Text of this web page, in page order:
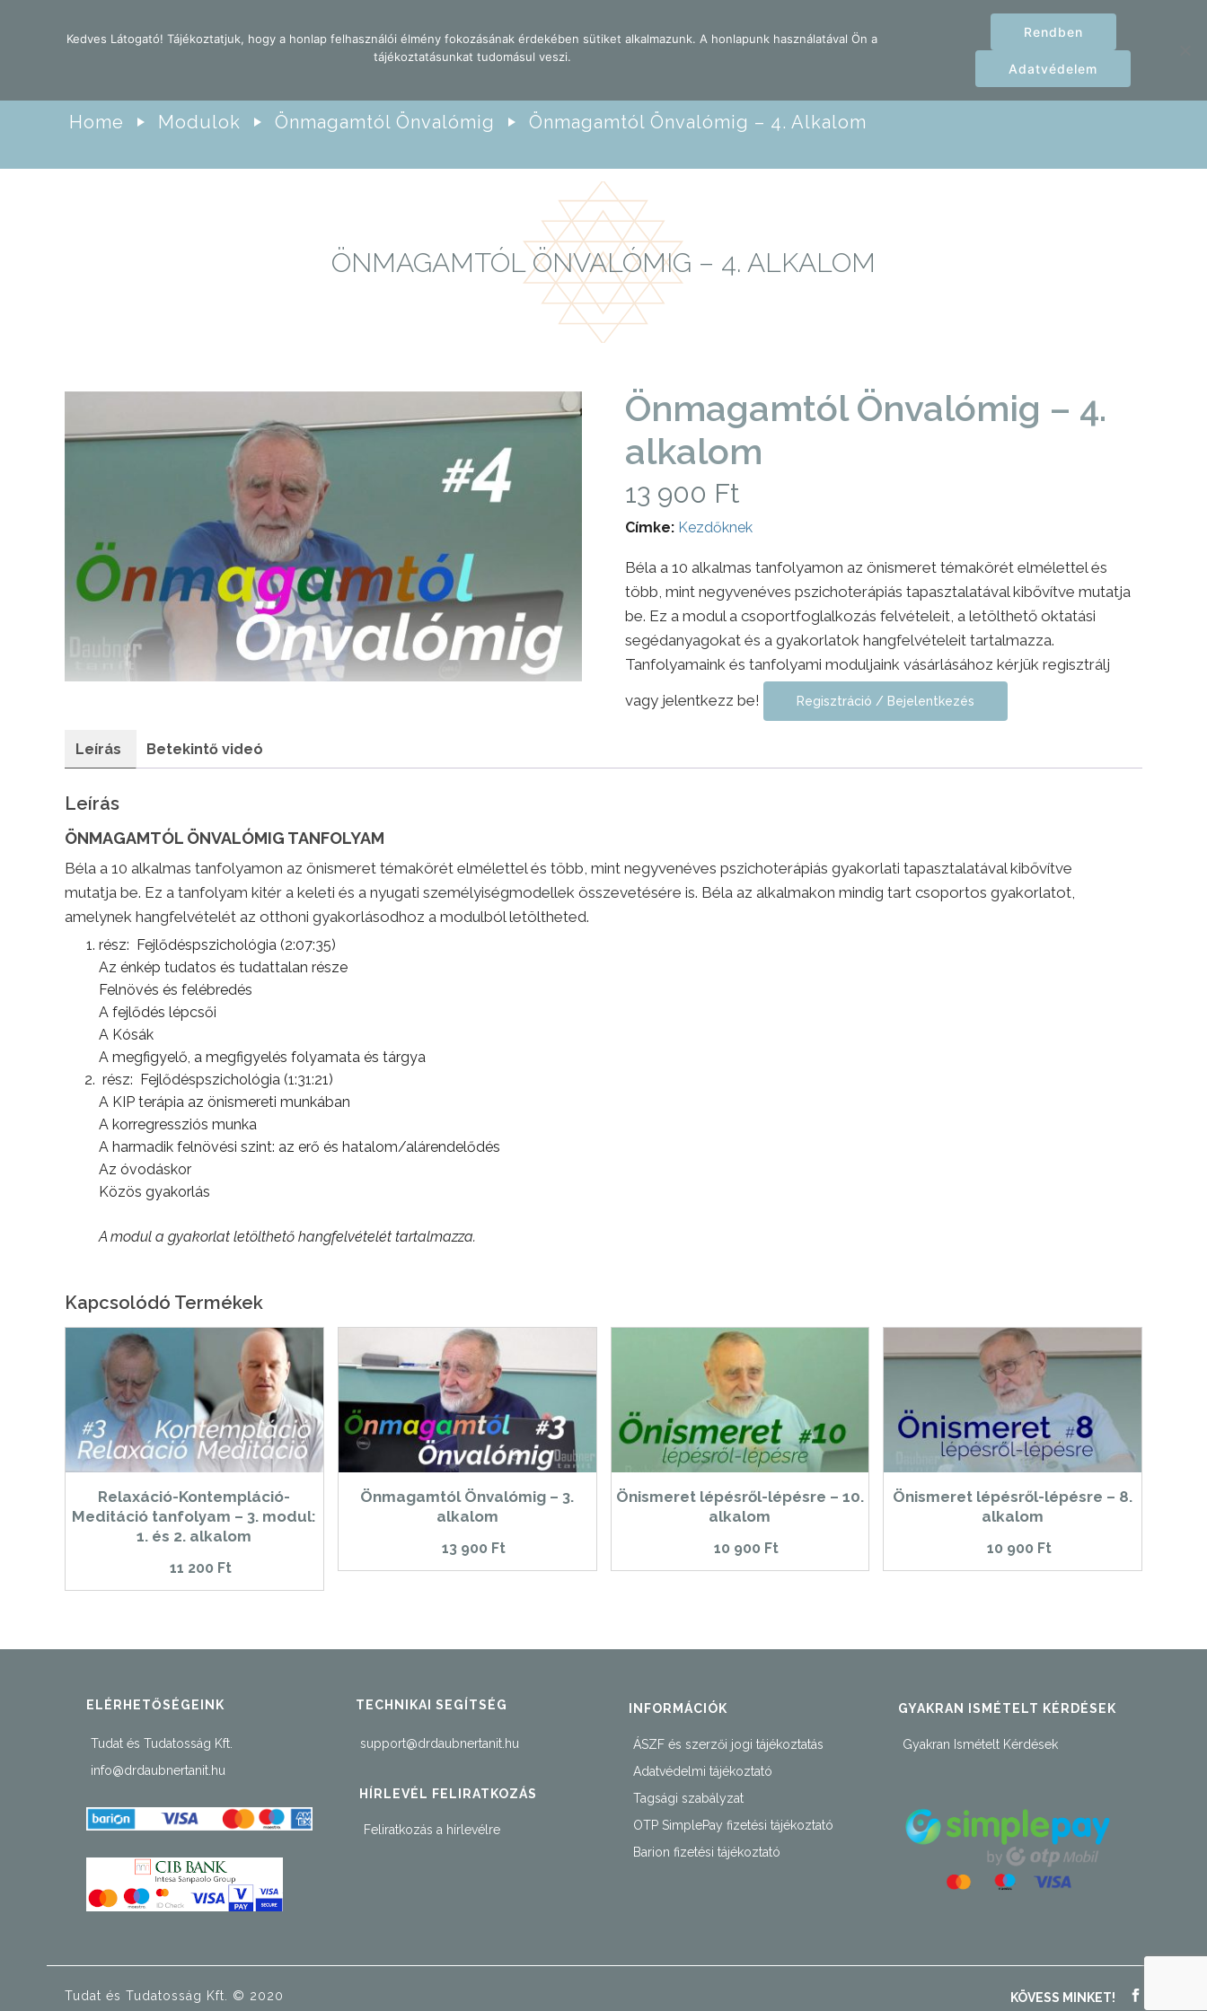
FŐOLDAL TANFOLYAMOK TAGSÁG NAPTÁR RÓLUNK BELÉPÉS/REGISZTRÁCIÓ
Home Modulok Önmagamtól Önvalómig Önmagamtól Önvalómig – 4. Alkalom
ÖNMAGAMTÓL ÖNVALÓMIG – 4. ALKALOM
Önmagamtól Önvalómig – 4.
alkalom
13 900 Ft
Címke: Kezdőknek
Béla a 10 alkalmas tanfolyamon az önismeret témakörét elmélettel és
több, mint negyvenéves pszichoterápiás tapasztalatával kibővítve mutatja
be. Ez a modul a csoportfoglalkozás felvételeit, a letölthető oktatási
segédanyagokat és a gyakorlatok hangfelvételeit tartalmazza.
Tanfolyamaink és tanfolyami moduljaink vásárlásához kérjük regisztrálj
vagy jelentkezz be!
Regisztráció / Bejelentkezés
Leírás Betekintő videó
Leírás
ÖNMAGAMTÓL ÖNVALÓMIG TANFOLYAM
Béla a 10 alkalmas tanfolyamon az önismeret témakörét elmélettel és több, mint negyvenéves pszichoterápiás gyakorlati tapasztalatával kibővítve
mutatja be. Ez a tanfolyam kitér a keleti és a nyugati személyiségmodellek összevetésére is. Béla az alkalmakon mindig tart csoportos gyakorlatot,
amelynek hangfelvételét az otthoni gyakorlásodhoz a modulból letöltheted.
rész: Fejlődéspszichológia (2:07:35)
Az énkép tudatos és tudattalan része
Felnövés és felébredés
A fejlődés lépcsői
A Kósák
A megfigyelő, a megfigyelés folyamata és tárgya
rész: Fejlődéspszichológia (1:31:21)
A KIP terápia az önismereti munkában
A korregressziós munka
A harmadik felnövési szint: az erő és hatalom/alárendelődés
Az óvodáskor
Közös gyakorlás
A modul a gyakorlat letölthető hangfelvételét tartalmazza.
Kapcsolódó Termékek
Relaxáció-Kontempláció-
Meditáció tanfolyam – 3. modul:
1. és 2. alkalom
11 200 Ft
Önmagamtól Önvalómig – 3.
alkalom
13 900 Ft
Önismeret lépésről-lépésre – 10.
alkalom
10 900 Ft
Önismeret lépésről-lépésre – 8.
alkalom
10 900 Ft
ELÉRHETŐSÉGEINK
Tudat és Tudatosság Kft.
info@drdaubnertanit.hu
TECHNIKAI SEGÍTSÉG
support@drdaubnertanit.hu
HÍRLEVÉL FELIRATKOZÁS
Feliratkozás a hírlevélre
INFORMÁCIÓK
ÁSZF és szerzői jogi tájékoztatás
Adatvédelmi tájékoztató
Tagsági szabályzat
OTP SimplePay fizetési tájékoztató
Barion fizetési tájékoztató
GYAKRAN ISMÉTELT KÉRDÉSEK
Gyakran Ismételt Kérdések
Tudat és Tudatosság Kft. © 2020 KÖVESS MINKET!
Kedves Látogató! Tájékoztatjuk, hogy a honlap felhasználói élmény fokozásának érdekében sütiket alkalmazunk. A honlapunk használatával Ön a
tájékoztatásunkat tudomásul veszi.
Rendben
Adatvédelem